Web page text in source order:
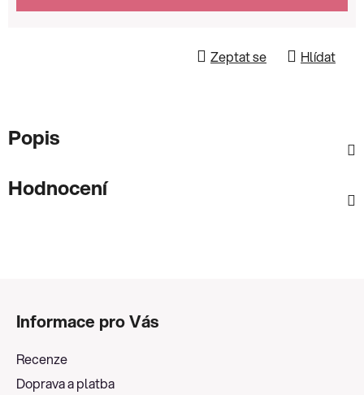
Zeptat se Hlídat
Popis
Hodnocení
Informace pro Vás
Recenze
Doprava a platba